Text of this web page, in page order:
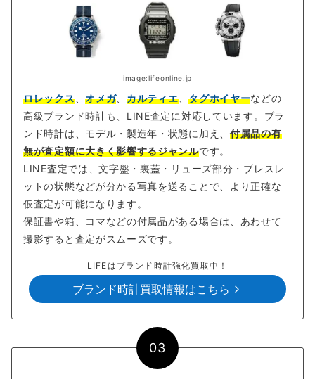
image:lifeonline.jp
ロレックス、オメガ、カルティエ、タグホイヤーなどの
高級ブランド時計も、LINE査定に対応しています。ブラ
ンド時計は、モデル・製造年・状態に加え、 付属品の有
無が査定額に大きく影響するジャンルです。
LINE査定では、文字盤・裏蓋・リューズ部分・ブレスレ
ットの状態などが分かる写真を送ることで、より正確な
仮査定が可能になります。
保証書や箱、コマなどの付属品がある場合は、あわせて
撮影すると査定がスムーズです。
LIFEはブランド時計強化買取中！
ブランド時計買取情報はこちら
03